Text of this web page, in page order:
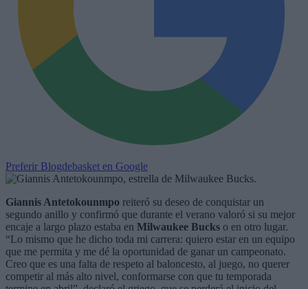
Preferir Blogdebasket en Google
Giannis Antetokounmpo reiteró su deseo de conquistar un
segundo anillo y confirmó que durante el verano valoró si su mejor
encaje a largo plazo estaba en Milwaukee Bucks o en otro lugar.
“Lo mismo que he dicho toda mi carrera: quiero estar en un equipo
que me permita y me dé la oportunidad de ganar un campeonato.
Creo que es una falta de respeto al baloncesto, al juego, no querer
competir al más alto nivel, conformarse con que tu temporada